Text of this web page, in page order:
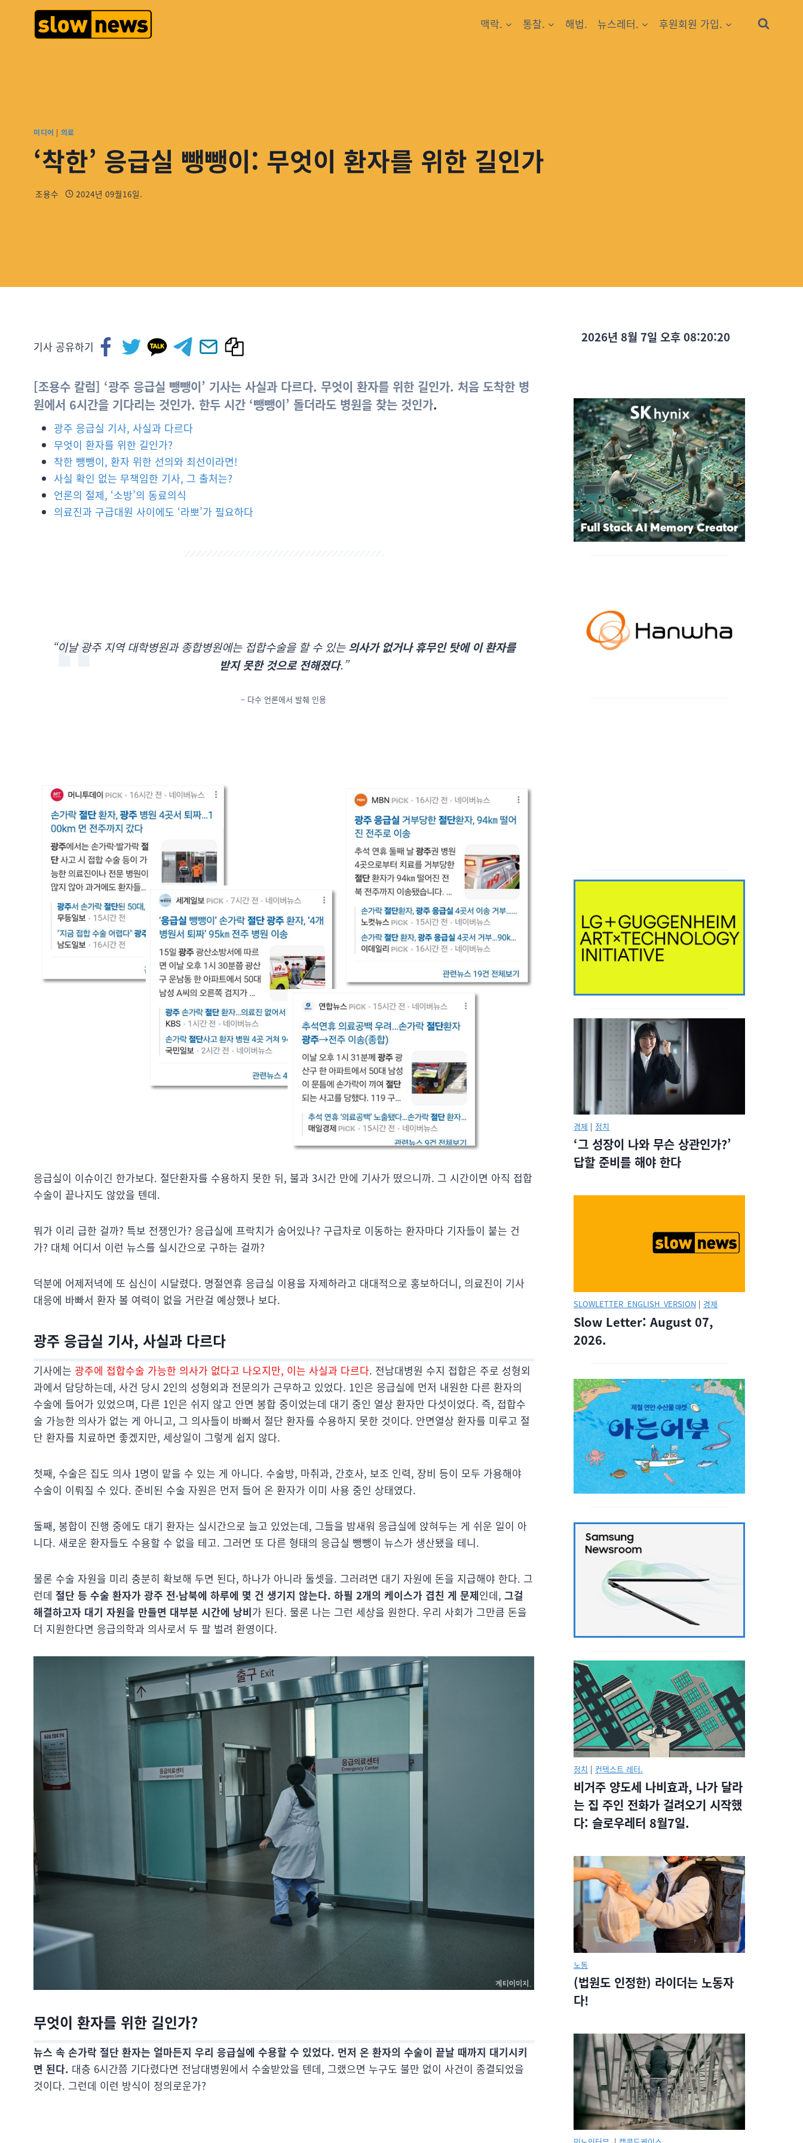
맥락. 통찰. 해법. 뉴스레터. 후원회원 가입.
미디어 | 의료
‘착한’ 응급실 뺑뺑이: 무엇이 환자를 위한 길인가
조용수 2024년 09월16일.
기사 공유하기
[조용수 칼럼] ‘광주 응급실 뺑뺑이’ 기사는 사실과 다르다. 무엇이 환자를 위한 길인가. 처음 도착한 병
원에서 6시간을 기다리는 것인가. 한두 시간 ‘뺑뺑이’ 돌더라도 병원을 찾는 것인가.
광주 응급실 기사, 사실과 다르다
무엇이 환자를 위한 길인가?
착한 뺑뺑이, 환자 위한 선의와 최선이라면!
사실 확인 없는 무책임한 기사, 그 출처는?
언론의 절제, ‘소방’의 동료의식
의료진과 구급대원 사이에도 ‘라뽀’가 필요하다
“이날 광주 지역 대학병원과 종합병원에는 접합수술을 할 수 있는의사가 없거나 휴무인 탓에 이 환자를
받지 못한 것으로 전해졌다.”
– 다수 언론에서 발췌 인용
응급실이 이슈이긴 한가보다. 절단환자를 수용하지 못한 뒤, 불과 3시간 만에 기사가 떴으니까. 그 시간이면 아직 접합
수술이 끝나지도 않았을 텐데.
뭐가 이리 급한 걸까? 특보 전쟁인가? 응급실에 프락치가 숨어있나? 구급차로 이동하는 환자마다 기자들이 붙는 건
가? 대체 어디서 이런 뉴스를 실시간으로 구하는 걸까?
덕분에 어제저녁에 또 심신이 시달렸다. 명절연휴 응급실 이용을 자제하라고 대대적으로 홍보하더니, 의료진이 기사
대응에 바빠서 환자 볼 여력이 없을 거란걸 예상했나 보다.
광주 응급실 기사, 사실과 다르다
기사에는 광주에 접합수술 가능한 의사가 없다고 나오지만, 이는 사실과 다르다. 전남대병원 수지 접합은 주로 성형외
과에서 담당하는데, 사건 당시 2인의 성형외과 전문의가 근무하고 있었다. 1인은 응급실에 먼저 내원한 다른 환자의
수술에 들어가 있었으며, 다른 1인은 쉬지 않고 안면 봉합 중이었는데 대기 중인 열상 환자만 다섯이었다. 즉, 접합수
술 가능한 의사가 없는 게 아니고, 그 의사들이 바빠서 절단 환자를 수용하지 못한 것이다. 안면열상 환자를 미루고 절
단 환자를 치료하면 좋겠지만, 세상일이 그렇게 쉽지 않다.
첫째, 수술은 집도 의사 1명이 맡을 수 있는 게 아니다. 수술방, 마취과, 간호사, 보조 인력, 장비 등이 모두 가용해야
수술이 이뤄질 수 있다. 준비된 수술 자원은 먼저 들어 온 환자가 이미 사용 중인 상태였다.
둘째, 봉합이 진행 중에도 대기 환자는 실시간으로 늘고 있었는데, 그들을 밤새워 응급실에 앉혀두는 게 쉬운 일이 아
니다. 새로운 환자들도 수용할 수 없을 테고. 그러면 또 다른 형태의 응급실 뺑뺑이 뉴스가 생산됐을 테니.
물론 수술 자원을 미리 충분히 확보해 두면 된다, 하나가 아니라 둘셋을. 그러려면 대기 자원에 돈을 지급해야 한다. 그
런데 절단 등 수술 환자가 광주 전∙남북에 하루에 몇 건 생기지 않는다. 하필 2개의 케이스가 겹친 게 문제인데, 그걸
해결하고자 대기 자원을 만들면 대부분 시간에 낭비가 된다. 물론 나는 그런 세상을 원한다. 우리 사회가 그만큼 돈을
더 지원한다면 응급의학과 의사로서 두 팔 벌려 환영이다.
무엇이 환자를 위한 길인가?
뉴스 속 손가락 절단 환자는 얼마든지 우리 응급실에 수용할 수 있었다. 먼저 온 환자의 수술이 끝날 때까지 대기시키
면 된다. 대충 6시간쯤 기다렸다면 전남대병원에서 수술받았을 텐데, 그랬으면 누구도 불만 없이 사건이 종결되었을
것이다. 그런데 이런 방식이 정의로운가?
2026년 8월 7일 오후 08:20:22
경제 | 정치
‘그 성장이 나와 무슨 상관인가?’
답할 준비를 해야 한다
SLOWLETTER_ENGLISH_VERSION | 경제
Slow Letter: August 07,
2026.
정치 | 컨텍스트 레터.
비거주 양도세 나비효과, 나가 달라
는 집 주인 전화가 걸려오기 시작했
다: 슬로우레터 8월7일.
노동
(법원도 인정한) 라이더는 노동자
다!